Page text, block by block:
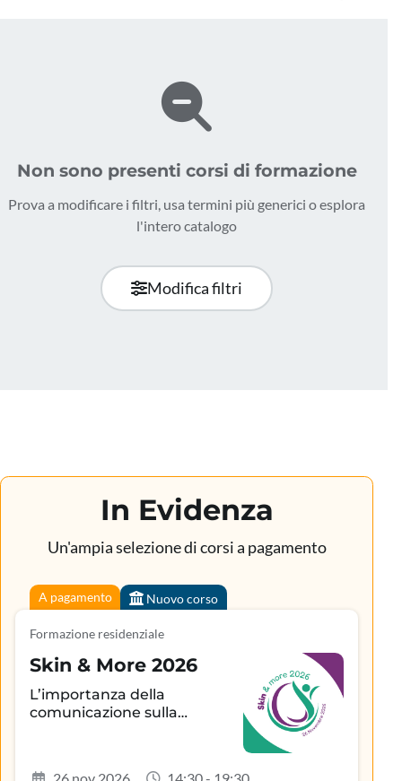
Non sono presenti corsi di formazione
Prova a modificare i filtri, usa termini più generici o esplora
l'intero catalogo
Modifica filtri
In Evidenza
Un'ampia selezione di corsi a pagamento
A pagamento Nuovo corso
Formazione residenziale
Skin & More 2026
L’importanza della
comunicazione sulla